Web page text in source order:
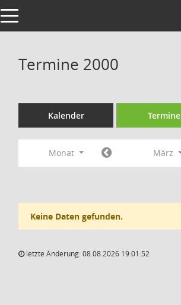
Toggle navigation
Termine 2000
Kalender Termine
Monat März
Keine Daten gefunden.
letzte Änderung: 08.08.2026 19:01:52